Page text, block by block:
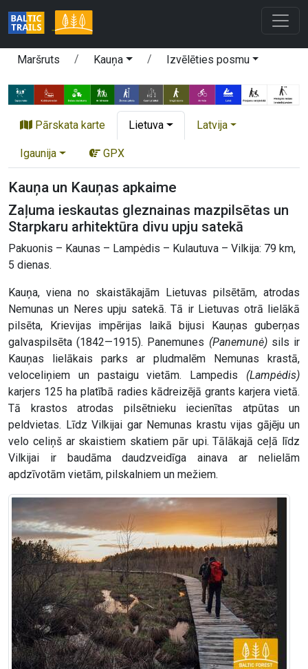
Maršruts Kauņa Izvēlēties posmu
Pārskata karte Lietuva Latvija
Igaunija GPX
Kauņa un Kauņas apkaime
Zaļuma ieskautas gleznainas mazpilsētas un
Starpkaru arhitektūra divu upju satekā
Pakuonis – Kaunas – Lampėdis – Kulautuva – Vilkija: 79 km,
5 dienas.
Kauņa, viena no skaistākajām Lietuvas pilsētām, atrodas
Nemunas un Neres upju satekā. Tā ir Lietuvas otrā lielākā
pilsēta, Krievijas impērijas laikā bijusi Kauņas guberņas
galvaspilsēta (1842—1915). Panemunes (Panemunė)sils ir
Kauņas lielākais parks ar pludmalēm Nemunas krastā,
veloceliņiem un pastaigu vietām. Lampedis (Lampėdis)
karjers 125 ha platībā radies kādreizējā grants karjera vietā.
Tā krastos atrodas pilsētnieku iecienītas atpūtas un
peldvietas. Līdz Vilkijai gar Nemunas krastu vijas gājēju un
velo celiņš ar skaistiem skatiem pār upi. Tālākajā ceļā līdz
Vilkijai ir baudāma daudzveidīga ainava ar nelielām
apdzīvotām vietām, pilskalniem un mežiem.